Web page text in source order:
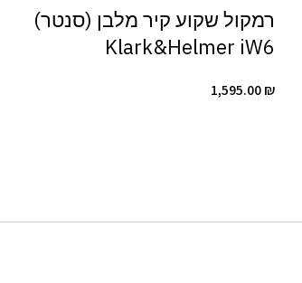
רמקול שקוע קיר מלבן (סנטר)
Klark&Helmer iW6
1,595.00₪